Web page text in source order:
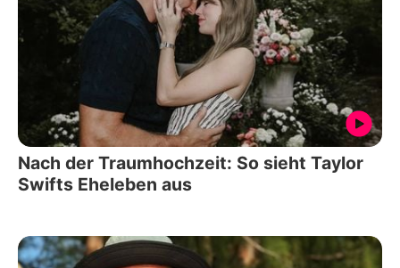
Nach der Traumhochzeit: So sieht Taylor
Swifts Eheleben aus